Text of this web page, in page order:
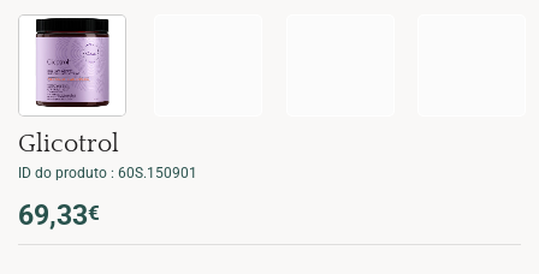
Glicotrol
ID do produto : 60S.150901
69,33€